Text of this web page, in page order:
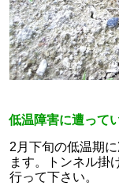
低温障害に遭って
2月下旬の低温期
ます。トンネル掛
行って下さい。